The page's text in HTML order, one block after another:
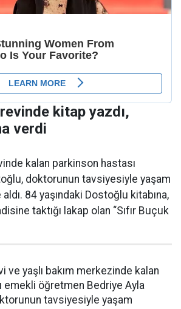
kitap yazdı,
verdi
kalan parkinson hastası
doktorunun tavsiyesiyle yaşam
84 yaşındaki Dostoğlu kitabına,
taktığı lakap olan “Sıfır Buçuk
ve yaşlı bakım merkezinde kalan
emekli öğretmen Bedriye Ayla
tavsiyesiyle yaşam